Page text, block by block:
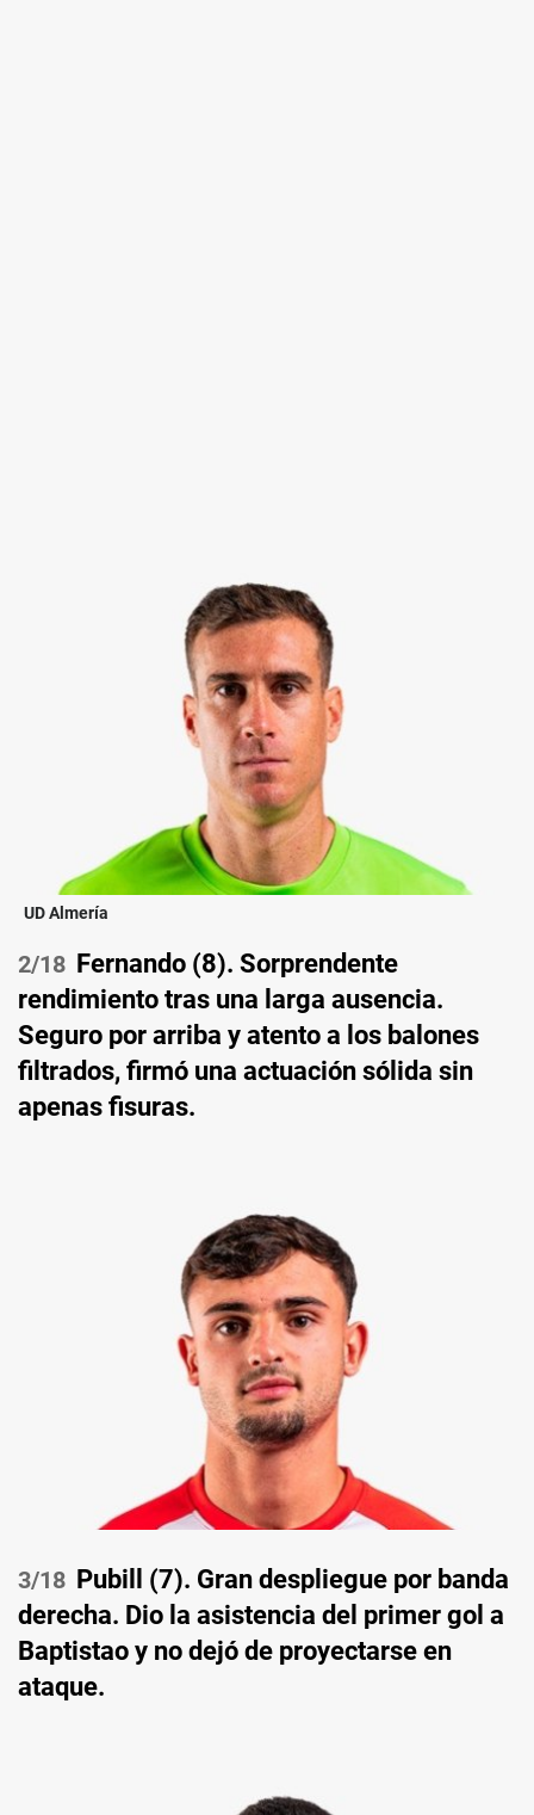
UD Almería
/18 Fernando (8). Sorprendente
rendimiento tras una larga ausencia.
Seguro por arriba y atento a los balones
filtrados, firmó una actuación sólida sin
apenas fisuras.
/18 Pubill (7). Gran despliegue por banda
derecha. Dio la asistencia del primer gol a
Baptistao y no dejó de proyectarse en
ataque.